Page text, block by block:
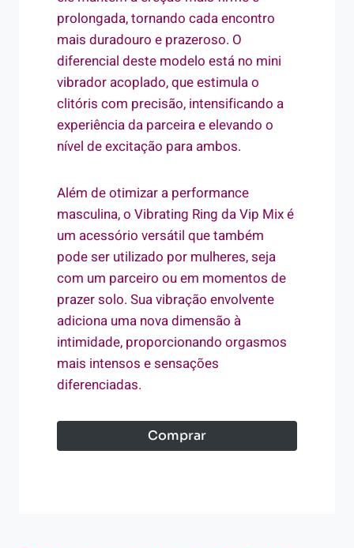
prolongada, tornando cada encontro
mais duradouro e prazeroso. O
diferencial deste modelo está no mini
vibrador acoplado, que estimula o
clitóris com precisão, intensificando a
experiência da parceira e elevando o
nível de excitação para ambos.
Além de otimizar a performance
masculina, o Vibrating Ring da Vip Mix é
um acessório versátil que também
pode ser utilizado por mulheres, seja
com um parceiro ou em momentos de
prazer solo. Sua vibração envolvente
adiciona uma nova dimensão à
intimidade, proporcionando orgasmos
mais intensos e sensações
diferenciadas.
Comprar